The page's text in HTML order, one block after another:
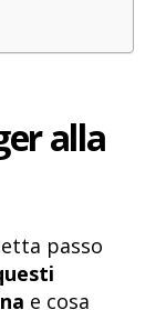
alla
passo
e cosa